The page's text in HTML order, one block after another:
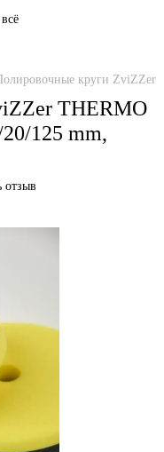
круги ZviZZer
THERMO
125 mm,
отзыв